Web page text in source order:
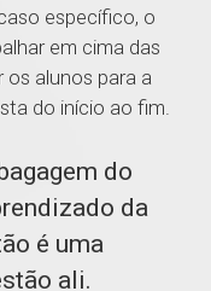
específico, o
em cima das
os alunos para a
do início ao fim.
do
da
é uma
ali.